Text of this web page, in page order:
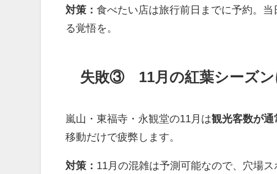
対策：食べたい店は旅行前日までに予約。
る覚悟を。
失敗③ 11月の紅葉シーズン
嵐山・東福寺・永観堂の11月は観光客数が通
移動だけで疲弊します。
対策： 11月の混雑は予測可能なので、穴場